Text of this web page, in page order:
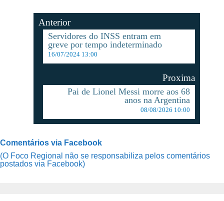
Anterior
Servidores do INSS entram em
greve por tempo indeterminado
16/07/2024 13:00
Proxima
Pai de Lionel Messi morre aos 68
anos na Argentina
08/08/2026 10:00
Comentários via Facebook
(O Foco Regional não se responsabiliza pelos comentários
postados via Facebook)